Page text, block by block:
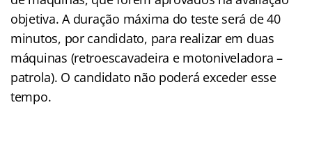
objetiva. A duração máxima do teste será de 40
minutos, por candidato, para realizar em duas
máquinas (retroescavadeira e motoniveladora –
patrola). O candidato não poderá exceder esse
tempo.